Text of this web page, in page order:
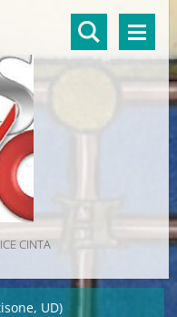
CINTA
UD)